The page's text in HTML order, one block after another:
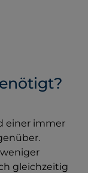
einer immer
gleichzeitig